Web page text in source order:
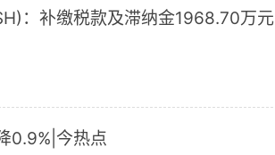
：补缴税款及滞纳金1968.70万元
0.9%|今热点